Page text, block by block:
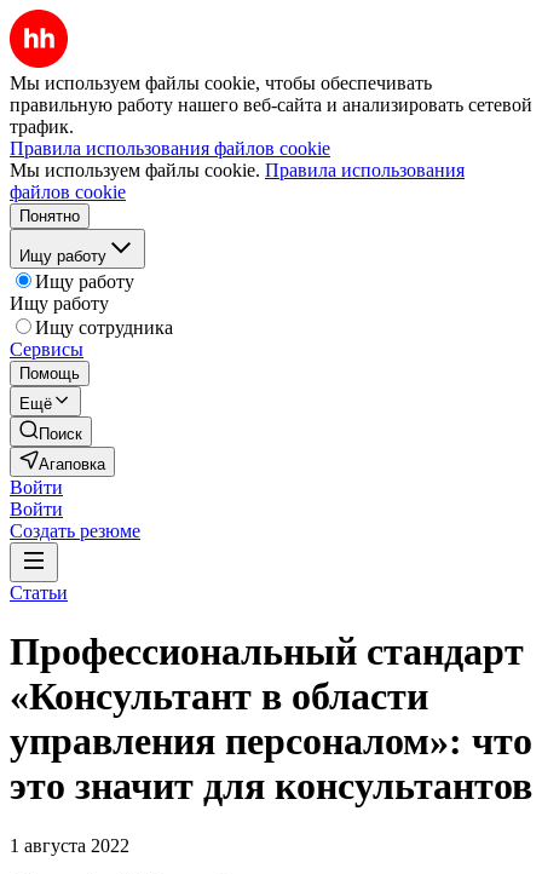
Мы используем файлы cookie, чтобы обеспечивать
правильную работу нашего веб-сайта и анализировать сетевой
трафик.
Правила использования файлов cookie
Мы используем файлы cookie. Правила использования
файлов cookie
Понятно
Ищу работу
Ищу работу
Ищу работу
Ищу сотрудника
Сервисы
Помощь
Ещё
Поиск
Агаповка
Войти
Войти
Создать резюме
Статьи
Профессиональный стандарт
«Консультант в области
управления персоналом»: что
это значит для консультантов
1 августа 2022